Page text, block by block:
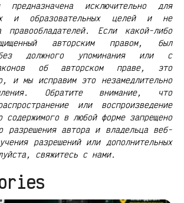
предназначена исключительно для
и образовательных целей и не
правообладателей. Если какой-либо
авторским правом, был
без должного упоминания или с
об авторском праве, это
и мы исправим это незамедлительно
Обратите внимание, что
или воспроизведение
содержимого в любой форме запрещено
разрешения автора и владельца веб-
разрешений или дополнительных
свяжитесь с нами.